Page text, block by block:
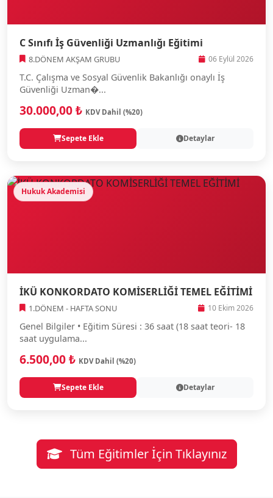
C Sınıfı İş Güvenliği Uzmanlığı Eğitimi
8.DÖNEM AKŞAM GRUBU 06 Eylül 2026
T.C. Çalışma ve Sosyal Güvenlik Bakanlığı onaylı İş
Güvenliği Uzman�...
30.000,00 ₺ KDV Dahil (%20)
Sepete Ekle Detaylar
Hukuk Akademisi
İKÜ KONKORDATO KOMİSERLİĞİ TEMEL EĞİTİMİ
1.DÖNEM - HAFTA SONU 10 Ekim 2026
Genel Bilgiler • Eğitim Süresi : 36 saat (18 saat teori- 18
saat uygulama...
6.500,00 ₺ KDV Dahil (%20)
Sepete Ekle Detaylar
Tüm Eğitimler İçin Tıklayınız